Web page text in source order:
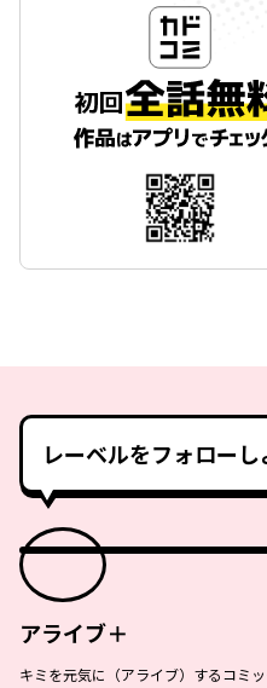
レーベルをフォローし
アライブ＋
キミを元気に（アライブ）するコミ